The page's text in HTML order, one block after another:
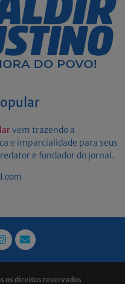
vem trazendo a
e imparcialidade para seus
e fundador do jornal.
os direitos reservados